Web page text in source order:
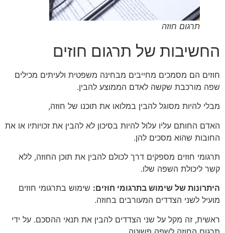
תרגום חוזה
החשיבות של תרגום חוזים
חוזים הם מסמכים מחייבים מבחינה משפטית ולעיתים מכילים
שפה מורכבת שקשה לאדם הממוצע להבין.
מבלי להיות מסוגל להבין במלואו את תוכנו של חוזה,
האדם החותם עליו עלול להיות בסיכון לא להבין את זכויותיו או את
החובות שהוא מסכים להן.
תרגומי חוזים מספקים דרך לכולם להבין את תוכן החוזה, ללא
קשר ליכולת השפה שלו.
היתרונות של שימוש בתרגומי חוזים: שימוש בתרגומי חוזים
מועיל לשני הצדדים המעורבים בחוזה.
ראשית, זה מקל על שני הצדדים להבין את תנאי ההסכם. על ידי